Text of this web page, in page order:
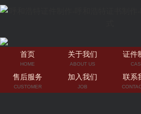
首页
HOME
关于我们
ABOUT US
证件
售后服务
CUSTOMER
加入我们
JOB
联系